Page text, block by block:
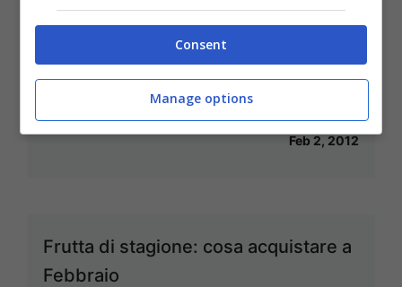
Conservare la frutta di stagione: a
febbraio bucce di arancia e limoni
Feb 2, 2012
Frutta di stagione: cosa acquistare a
Febbraio
Consent
Manage options